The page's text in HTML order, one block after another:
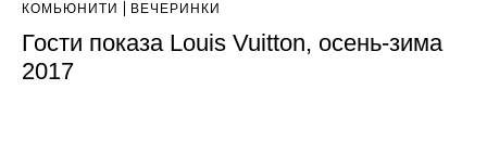
КОМЬЮНИТИ ВЕЧЕРИНКИ
Гости показа Louis Vuitton, осень-зима
2017